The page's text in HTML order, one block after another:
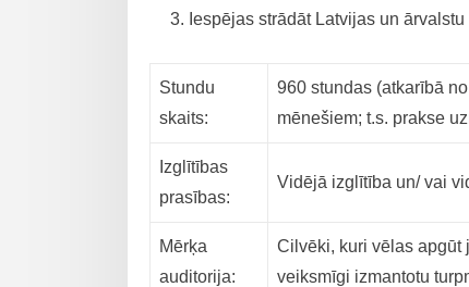
Iespējas strādāt Latvijas un
Stundu
skaits:
960 stundas (atkarībā
mēnešiem; t.s. prakse
Izglītības
prasības:
Vidējā izglītība un/ vai
Mērķa
auditorija:
Cilvēki, kuri vēlas apgūt
veiksmīgi izmantotu